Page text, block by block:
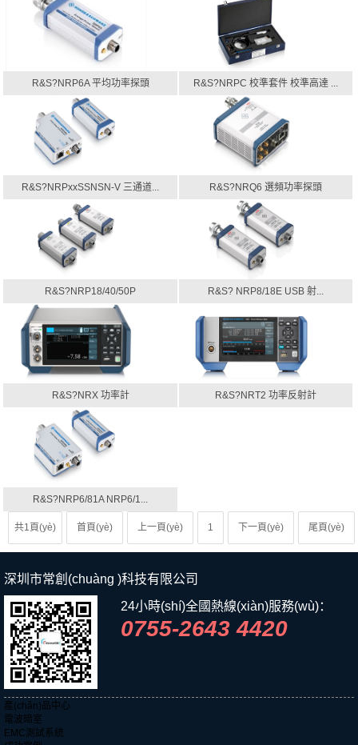
R&S?NRP6A 平均功率探頭 R&S?NRPC 校準套件 校準高達 ...
R&S?NRPxxSSNSN-V 三通道... R&S?NRQ6 選頻功率探頭
R&S?NRP18/40/50P R&S? NRP8/18E USB 射...
R&S?NRX 功率計 R&S?NRT2 功率反射計
R&S?NRP6/81A NRP6/1...
共1頁(yè) 首頁(yè) 上一頁(yè) 1 下一頁(yè) 尾頁(yè)
深圳市常創(chuàng )科技有限公司
24小時(shí)全國熱線(xiàn)服務(wù)：
0755-2643 4420
產(chǎn)品中心
電波暗室
EMC測試系統